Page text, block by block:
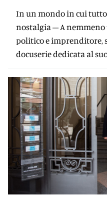
In un mondo in cui tutto
nostalgia – A
politico e imprenditore,
docuserie dedicata al